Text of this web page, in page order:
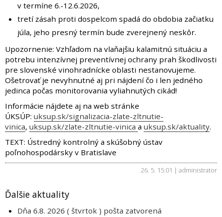
v termíne 6.-12.6.2026,
tretí zásah proti dospelcom spadá do obdobia začiatku
júla, jeho presný termín bude zverejnený neskôr.
Upozornenie: Vzhľadom na vlaňajšiu kalamitnú situáciu a
potrebu intenzívnej preventívnej ochrany prah škodlivosti
pre slovenské vinohradnícke oblasti nestanovujeme.
Ošetrovať je nevyhnutné aj pri nájdení čo i len jedného
jedinca počas monitorovania vyliahnutých cikád!
Informácie nájdete aj na web stránke
ÚKSÚP: uksup.sk/signalizacia-zlate-zltnutie-
vinica, uksup.sk/zlate-zltnutie-vinica a uksup.sk/aktuality.
TEXT: Ústredný kontrolný a skúšobný ústav
poľnohospodársky v Bratislave
26. 5. 15:01 | administrator
Ďalšie aktuality
Dňa 6.8. 2026 ( štvrtok ) pošta zatvorená